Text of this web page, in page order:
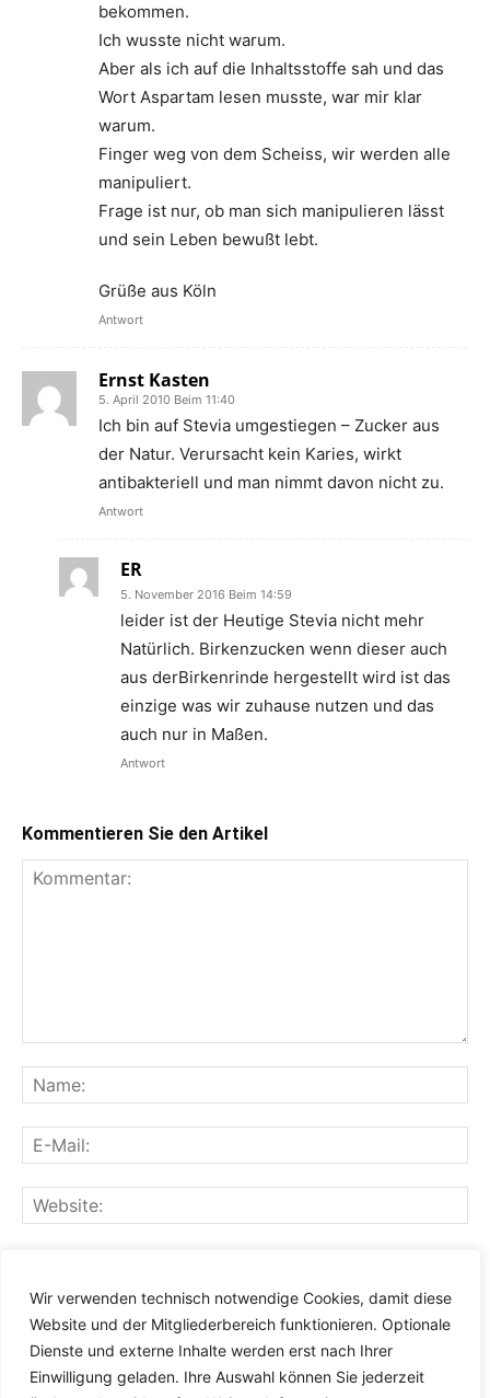
Wir verwenden technisch notwendige Cookies, damit diese
Website und der Mitgliederbereich funktionieren. Optionale
Dienste und externe Inhalte werden erst nach Ihrer
Einwilligung geladen. Ihre Auswahl können Sie jederzeit
bekommen.
Ich wusste nicht warum.
Aber als ich auf die Inhaltsstoffe sah und das
Wort Aspartam lesen musste, war mir klar
warum.
Finger weg von dem Scheiss, wir werden alle
manipuliert.
Frage ist nur, ob man sich manipulieren lässt
und sein Leben bewußt lebt.
Grüße aus Köln
Antwort
Ernst Kasten
5. April 2010 Beim 11:40
Ich bin auf Stevia umgestiegen – Zucker aus
der Natur. Verursacht kein Karies, wirkt
antibakteriell und man nimmt davon nicht zu.
Antwort
ER
5. November 2016 Beim 14:59
leider ist der Heutige Stevia nicht mehr
Natürlich. Birkenzucken wenn dieser auch
aus derBirkenrinde hergestellt wird ist das
einzige was wir zuhause nutzen und das
auch nur in Maßen.
Antwort
Kommentieren Sie den Artikel
Browser.